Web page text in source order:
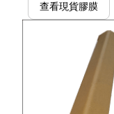
查看現貨膠膜